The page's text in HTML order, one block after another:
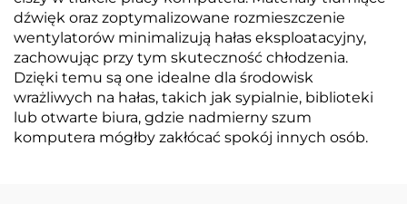
dźwięk oraz zoptymalizowane rozmieszczenie
wentylatorów minimalizują hałas eksploatacyjny,
zachowując przy tym skuteczność chłodzenia.
Dzięki temu są one idealne dla środowisk
wrażliwych na hałas, takich jak sypialnie, biblioteki
lub otwarte biura, gdzie nadmierny szum
komputera mógłby zakłócać spokój innych osób.